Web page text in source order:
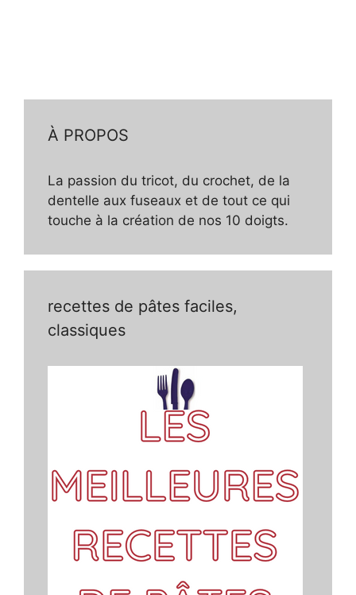
À PROPOS
La passion du tricot, du crochet, de la
dentelle aux fuseaux et de tout ce qui
touche à la création de nos 10 doigts.
recettes de pâtes faciles,
classiques